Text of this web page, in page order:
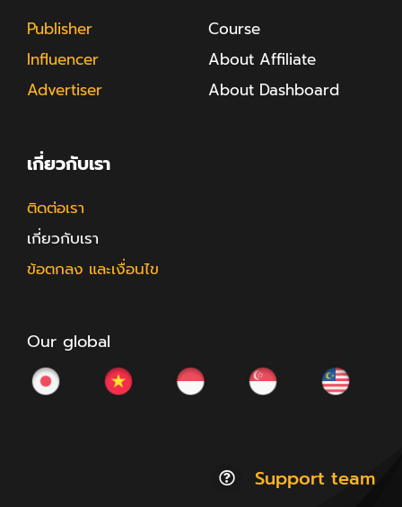
Publisher
Influencer
Advertiser
Course
About Affiliate
About Dashboard
เกี่ยวกับเรา
ติดต่อเรา
เกี่ยวกับเรา
ข้อตกลง และเงื่อนไข
Our global
Support team